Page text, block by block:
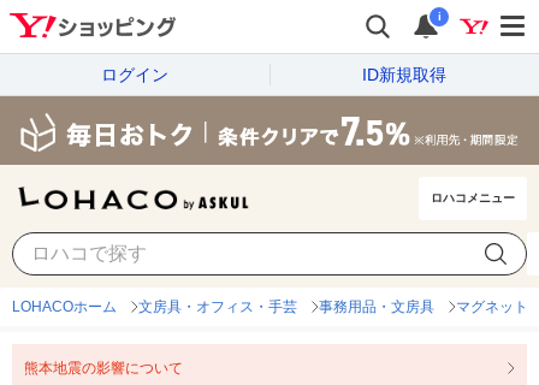
i
ログイン ID新規取得
ロハコメニュー
LOHACOホーム 文房具・オフィス・手芸 事務用品・文房具 マグネット
熊本地震の影響について